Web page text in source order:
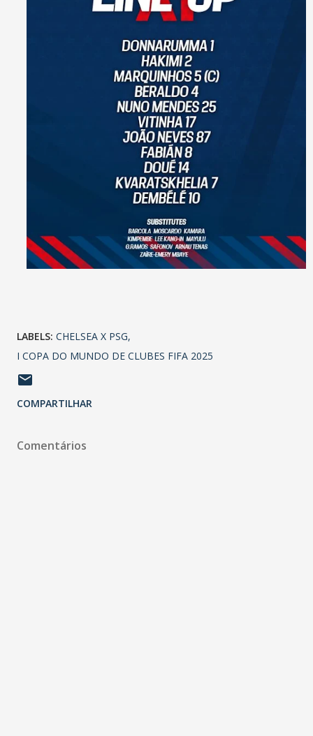
LABELS: CHELSEA X PSG
I COPA DO MUNDO DE CLUBES FIFA 2025
COMPARTILHAR
Comentários